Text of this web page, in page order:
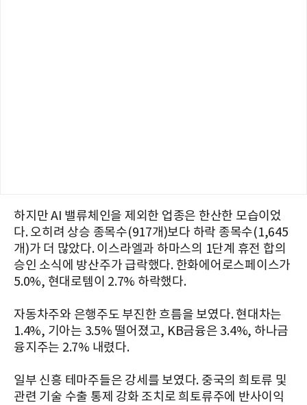
하지만 AI 밸류체인을 제외한 업종은 한산한 모습이었
다. 오히려 상승 종목수(917개)보다 하락 종목수(1,645
개)가 더 많았다. 이스라엘과 하마스의 1단계 휴전 합의
승인 소식에 방산주가 급락했다. 한화에어로스페이스가
5.0%, 현대로템이 2.7% 하락했다.
자동차주와 은행주도 부진한 흐름을 보였다. 현대차는
1.4%, 기아는 3.5% 떨어졌고, KB금융은 3.4%, 하나금
융지주는 2.7% 내렸다.
일부 신흥 테마주들은 강세를 보였다. 중국의 희토류 및
관련 기술 수출 통제 강화 조치로 희토류주에 반사이익